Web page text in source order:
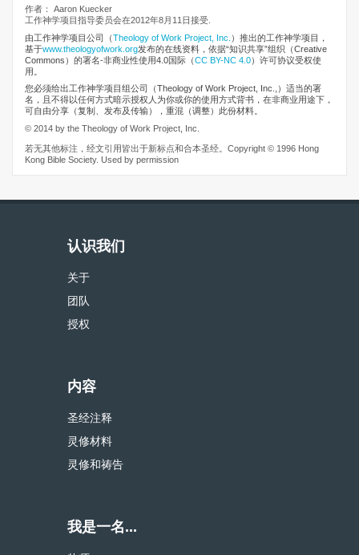
作者： Aaron Kuecker
工作神学项目指导委员会在2012年8月11日接受.
由工作神学项目公司
（Theology of Work Project, Inc. ）推出的工作神学项目，
基于www.theologyofwork.org发布的在线资料，依据“知识共享”组织（Creative
Commons）的署名-非商业性使用4.0国际（CC BY-NC 4.0）许可协议受权使
用。
您必须给出工作神学项目组公司（Theology of Work Project, Inc.,）适当的署
名，且不得以任何方式暗示授权人为你或你的使用方式背书，在非商业用途下，
可自由分享（复制、发布及传输），重混（调整）此份材料。
© 2014 by the Theology of Work Project, Inc.
若无其他标注，经文引用皆出于新标点和合本圣经。Copyright © 1996 Hong
Kong Bible Society. Used by permission
认识我们
关于
团队
授权
内容
圣经注释
灵修材料
灵修和祷告
我是一名...